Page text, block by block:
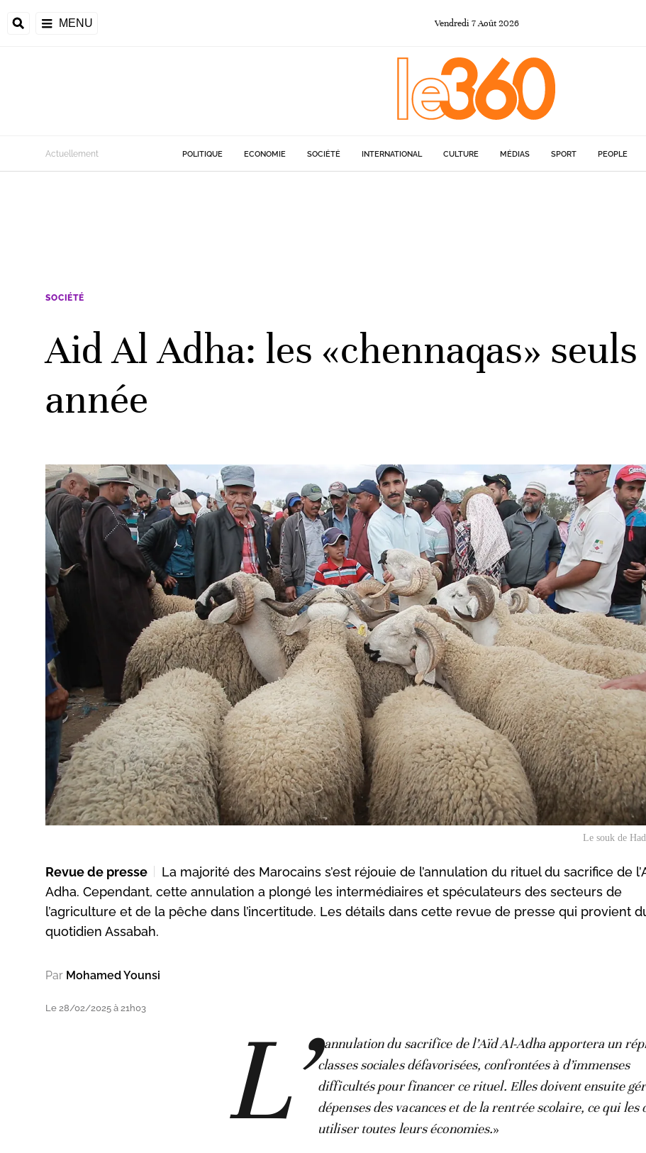
MENU Vendredi 7Août 2026
Actuellement POLITIQUE ECONOMIE SOCIÉTÉ INTERNATIONAL CULTURE MÉDIAS SPORT PEOPLE
SOCIÉTÉ
Aid Al Adha: les «chennaqas»
année
Le souk de
Revue de presse
La majorité des Marocains s’est réjouie de l’annulation du rituel du sacrifice de
Adha. Cependant, cette annulation a plongé les intermédiaires et spéculateurs des secteurs de
l’agriculture et de la pêche dans l’incertitude. Les détails dans cette revue de presse qui provient
quotidien Assabah.
Par Mohamed Younsi
Le 28/02/2025 à 21h03
«
L’
annulation du sacrifice de l’Aïd Al-Adha apportera un
classes sociales défavorisées, confrontées à d’immenses
difficultés pour financer ce rituel. Elles doivent ensuite
dépenses des vacances et de la rentrée scolaire, ce qui les
utiliser toutes leurs économies.»